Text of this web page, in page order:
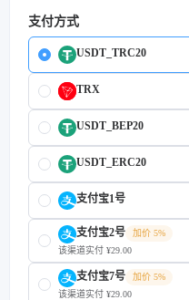
支付方式
USDT_TRC20
TRX
USDT_BEP20
USDT_ERC20
支付宝1号
支付宝2号
加价 5%
该渠道实付 ¥29.00
支付宝7号
加价 5%
该渠道实付 ¥29.00